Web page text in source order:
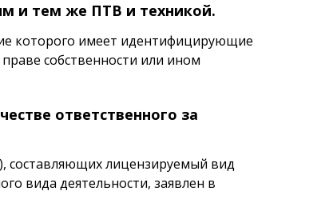
и тем же ПТВ и техникой.
которого имеет идентифицирующие
собственности или ином
ответственного за
составляющих лицензируемый вид
вида деятельности, заявлен в